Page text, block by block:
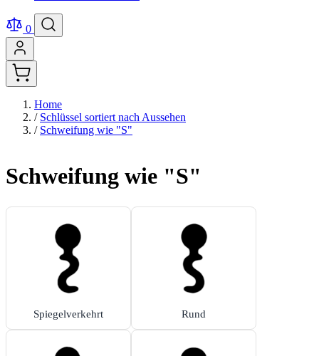
0
Home
/ Schlüssel sortiert nach Aussehen
/ Schweifung wie "S"
Schweifung wie "S"
Spiegelverkehrt Rund